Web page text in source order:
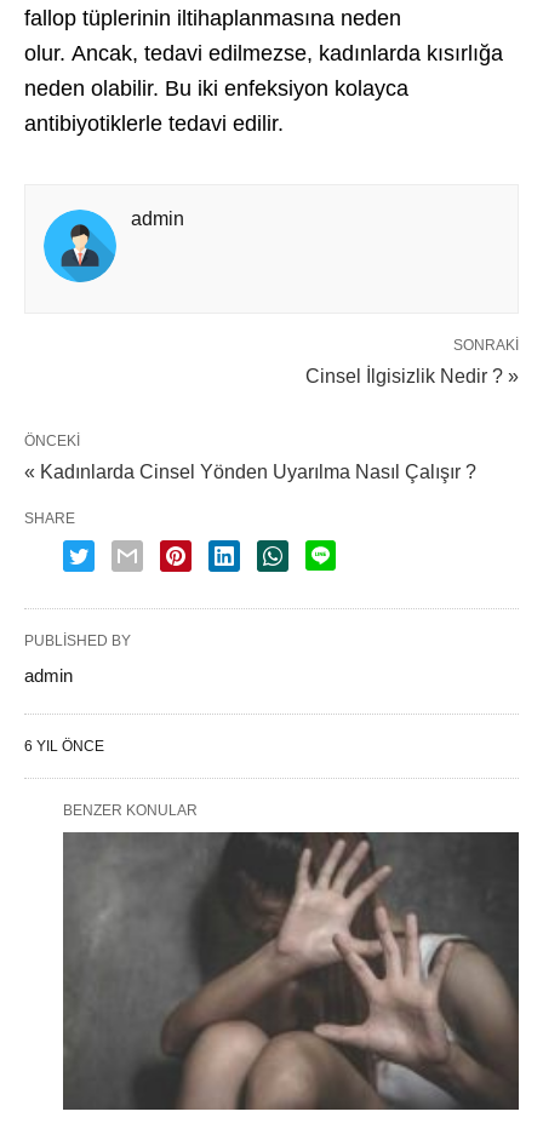
fallop tüplerinin iltihaplanmasına neden
olur. Ancak, tedavi edilmezse, kadınlarda kısırlığa
neden olabilir. Bu iki enfeksiyon kolayca
antibiyotiklerle tedavi edilir.
admin
SONRAKI
Cinsel İlgisizlik Nedir ? »
ÖNCEKI
« Kadınlarda Cinsel Yönden Uyarılma Nasıl Çalışır ?
SHARE
PUBLISHED BY
admin
6 YIL ÖNCE
BENZER KONULAR